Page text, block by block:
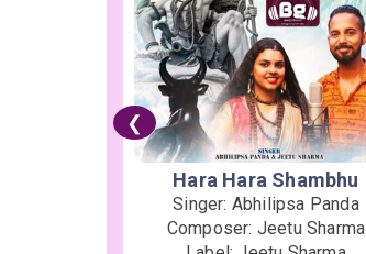
❮
Hara Hara Shambhu
Singer: Abhilipsa Panda
Composer: Jeetu Sharma